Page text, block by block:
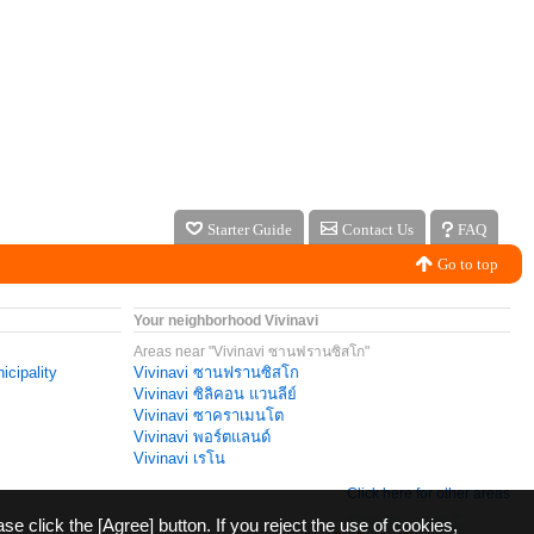
Starter Guide Contact Us
FAQ
Go to top
Your neighborhood Vivinavi
Areas near "Vivinavi ซานฟรานซิสโก"
Vivinavi ซานฟรานซิสโก
Vivinavi ซิลิคอน แวนลีย์
Vivinavi ซาคราเมนโต
Vivinavi พอร์ตแลนด์
Vivinavi เรโน
Click here for other areas
click the [Agree] button. If you reject the use of cookies,